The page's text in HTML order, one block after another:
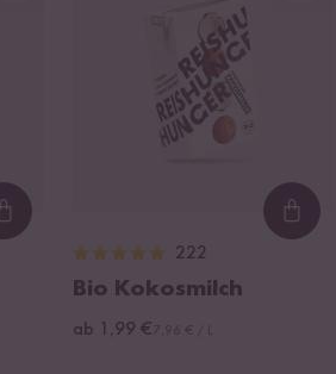
Loading...
222
Bio Kokosmilch
ab 1,99 €